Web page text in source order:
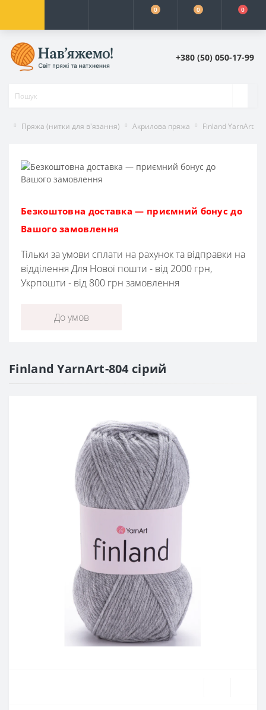
0 0 0
+380 (50) 050-17-99
Пряжа (нитки для в'язання) Акрилова пряжа Finland YarnArt
Безкоштовна доставка — приємний бонус до
Вашого замовлення
Тільки за умови сплати на рахунок та відправки на
відділення Для Нової пошти - від 2000 грн,
Укрпошти - від 800 грн замовлення
До умов
Finland YarnArt-804 сірий